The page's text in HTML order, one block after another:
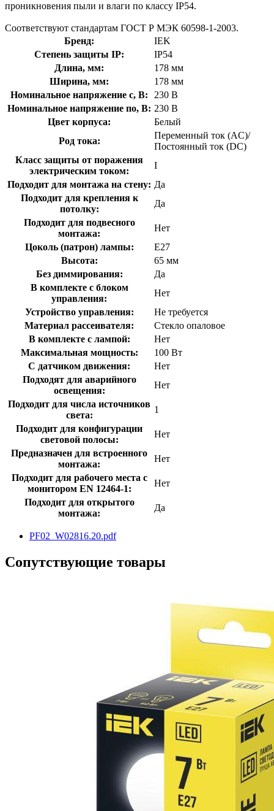
проникновения пыли и влаги по классу IP54.
Соответствуют стандартам ГОСТ Р МЭК 60598-1-2003.
Бренд:
IEK
Степень защиты IP:
IP54
Длина, мм:
178 мм
Ширина, мм:
178 мм
Номинальное напряжение с, В:
230 В
Номинальное напряжение по, В: 230 В
Цвет корпуса:
Белый
Род тока:
Переменный ток (AC)/
Постоянный ток (DC)
Класс защиты от поражения
электрическим током:
I
Подходит для монтажа на стену: Да
Подходит для крепления к
потолку:
Да
Подходит для подвесного
монтажа:
Нет
Цоколь (патрон) лампы:
E27
Высота:
65 мм
Без диммирования:
Да
В комплекте с блоком
управления:
Нет
Устройство управления:
Не требуется
Материал рассеивателя:
Стекло опаловое
В комплекте с лампой:
Нет
Максимальная мощность:
100 Вт
С датчиком движения:
Нет
Подходят для аварийного
освещения:
Нет
Подходит для числа источников
света:
1
Подходит для конфигурации
световой полосы:
Нет
Предназначен для встроенного
монтажа:
Нет
Подходит для рабочего места с
монитором EN 12464-1:
Нет
Подходит для открытого
монтажа:
Да
PF02_W02816.20.pdf
Сопутствующие товары